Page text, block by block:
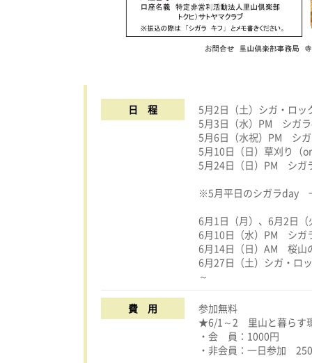
日 程
5月2日（土）シガ・ロ
5月3日（水）PM シガ
5月6日（水祝）PM シ
5月10日（日）草刈り（
5月24日（日）PM シガ
※5月平日のシガラday
6月1日（月）、6月2日（
6月10日（水）PM シガ
6月14日（日）AM 桜
6月27日（土）シガ・ロ
～
費 用
参加無料
★6/1～2 里山と暮らす
・会 員：1000円
・非会員：一日参加